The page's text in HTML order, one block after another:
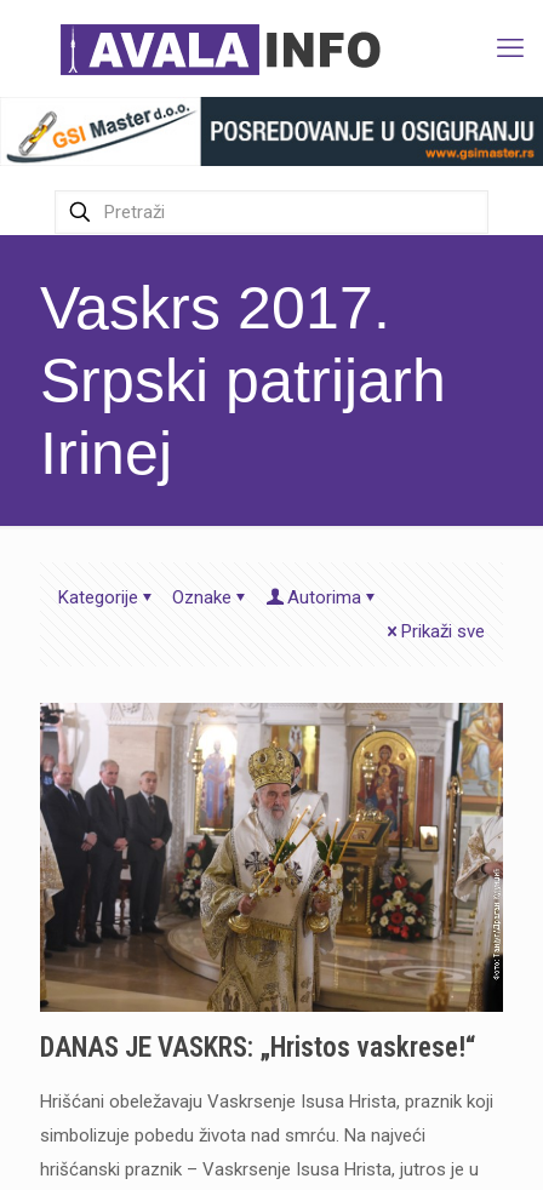
Vaskrs 2017.
Srpski patrijarh
Irinej
Kategorije Oznake
Autorima
Prikaži sve
DANAS JE VASKRS: „Hristos vaskrese!“
Hrišćani obeležavaju Vaskrsenje Isusa Hrista, praznik koji
simbolizuje pobedu života nad smrću. Na najveći
hrišćanski praznik – Vaskrsenje Isusa Hrista, jutros je u